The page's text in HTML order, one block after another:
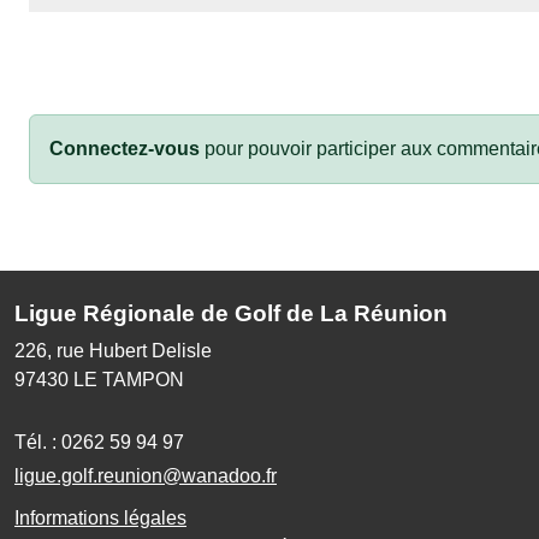
Connectez-vous pour pouvoir participer aux
Ligue Régionale de Golf de La Réunion
226, rue Hubert Delisle
97430 LE TAMPON
Tél. : 0262 59 94 97
ligue.golf.reunion@wanadoo.fr
Informations légales